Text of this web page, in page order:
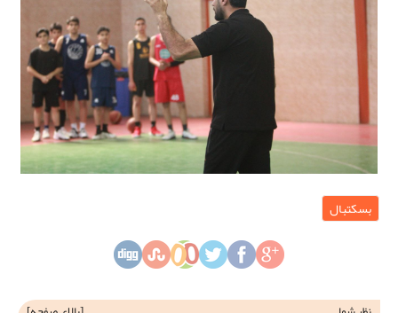
بسکتبال